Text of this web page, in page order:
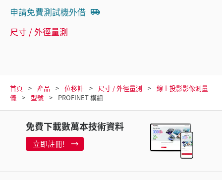
申請免費測試機外借
尺寸 / 外徑量測
首頁 產品 位移計 尺寸 / 外徑量測
線上投影影像測量
儀
型號 PROFINET 模組
免費下載數萬本技術資料
立即註冊!